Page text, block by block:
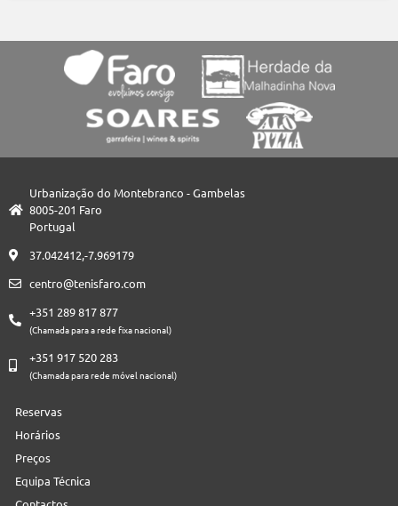
Urbanização do Montebranco - Gambelas
8005-201 Faro
Portugal
37.042412,-7.969179
centro@tenisfaro.com
+351 289 817 877
(Chamada para a rede fixa nacional)
+351 917 520 283
(Chamada para rede móvel nacional)
Reservas
Horários
Preços
Equipa Técnica